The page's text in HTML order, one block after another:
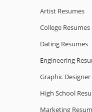
Artist Resumes
College Resumes
Dating Resumes
Engineering
Graphic
High School
Marketing